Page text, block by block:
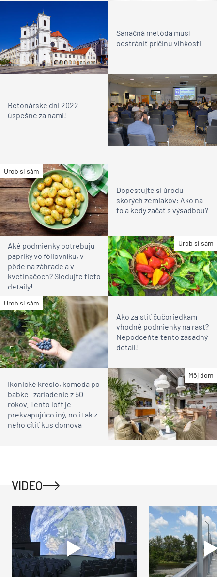
Sanačná metóda musí
odstrániť príčinu vlhkosti
Betonárske dni 2022
úspešne za nami!
Urob si sám
Dopestujte si úrodu
skorých zemiakov: Ako na
to a kedy začať s výsadbou?
Urob si sám
Aké podmienky potrebujú
papriky vo fóliovníku, v
pôde na záhrade a v
kvetináčoch? Sledujte tieto
detaily!
Urob si sám
Ako zaistiť čučoriedkam
vhodné podmienky na rast?
Nepodceňte tento zásadný
detail!
Môj dom
Ikonické kreslo, komoda po
babke i zariadenie z 50
rokov. Tento loft je
prekvapujúco iný, no i tak z
neho cítiť kus domova
VIDEO